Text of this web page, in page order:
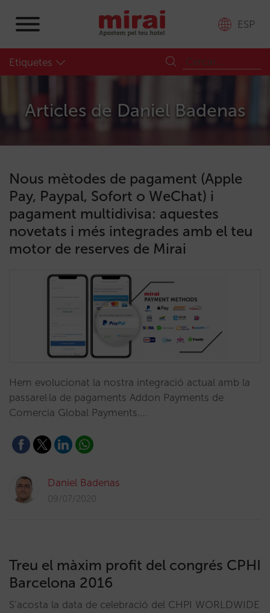
ESP
Etiquetes
Articles de Daniel Badenas
Nous mètodes de pagament (Apple
Pay, Paypal, Sofort o WeChat) i
pagament multidivisa: aquestes
novetats i més integrades amb el teu
motor de reserves de Mirai
Hem evolucionat la nostra integració actual amb la
passarel·la de pagaments Addon Payments de
Comercia Global Payments.…
Daniel Badenas
09/07/2020
Treu el màxim profit del congrés CPHI
Barcelona 2016
S’acosta la data de celebració del CHPI WORLDWIDE